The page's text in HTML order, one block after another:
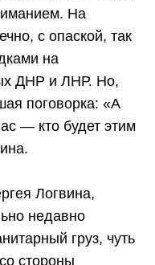
На
с опаской, так
на
ДНР и ЛНР. Но,
поговорка: «А
— кто будет этим
Логвина,
недавно
груз, чуть
стороны